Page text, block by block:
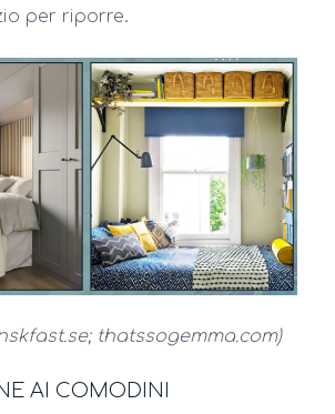
per riporre.
thatssogemma.com)
AI COMODINI